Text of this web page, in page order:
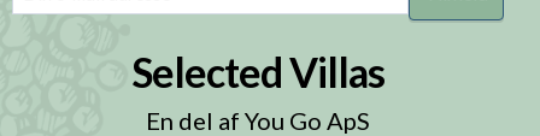
(Påkrævet)
Selected Villas
En del af You Go ApS